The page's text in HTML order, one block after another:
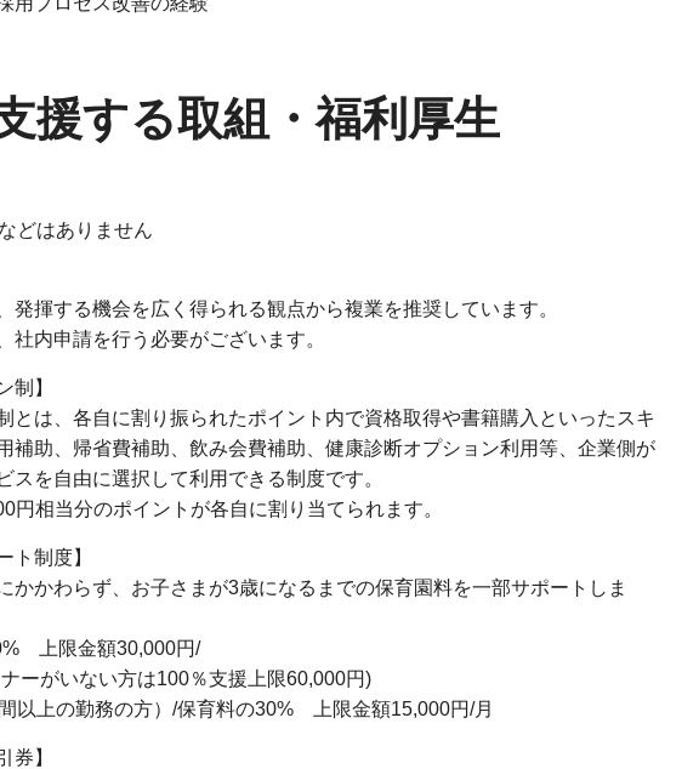
援する取組・福利厚生
はありません
発揮する機会を広く得られる観点から複業を推奨しています。
内申請を行う必要がございます。
制】
とは、各自に割り振られたポイント内で資格取得や書籍購入といったスキ
補助、帰省費補助、飲み会費補助、健康診断オプション利用等、企業側が
スを自由に選択して利用できる制度です。
円相当分のポイントが各自に割り当てられます。
ト制度】
かかわらず、お子さまが3歳になるまでの保育園料を一部サポートしま
上限金額30,000円/
ーがいない方は100％支援上限60,000円)
以上の勤務の方）/保育料の30% 上限金額15,000円/月
券】